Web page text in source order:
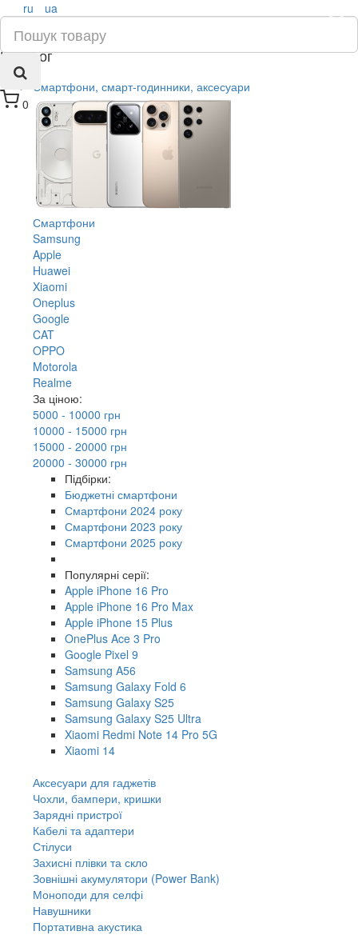
0
×
ru ua
Каталог
Смартфони, смарт-годинники, аксесуари
Смартфони
Samsung
Apple
Huawei
Xiaomi
Oneplus
Google
CAT
OPPO
Motorola
Realme
За ціною:
5000 - 10000 грн
10000 - 15000 грн
15000 - 20000 грн
20000 - 30000 грн
Підбірки:
Бюджетні смартфони
Смартфони 2024 року
Смартфони 2023 року
Смартфони 2025 року
Популярні серії:
Apple iPhone 16 Pro
Apple iPhone 16 Pro Max
Apple iPhone 15 Plus
OnePlus Ace 3 Pro
Google Pixel 9
Samsung A56
Samsung Galaxy Fold 6
Samsung Galaxy S25
Samsung Galaxy S25 Ultra
Xiaomi Redmi Note 14 Pro 5G
Xiaomi 14
Аксесуари для гаджетів
Чохли, бампери, кришки
Зарядні пристрої
Кабелі та адаптери
Стілуси
Захисні плівки та скло
Зовнішні акумулятори (Power Bank)
Моноподи для селфі
Навушники
Портативна акустика